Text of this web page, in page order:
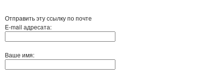
Отправить эту ссылку по почте
E-mail адресата:
Ваше имя: